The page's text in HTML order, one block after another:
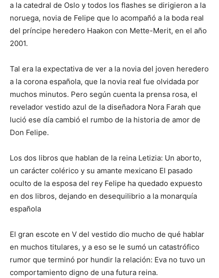
a la catedral de Oslo y todos los flashes se dirigieron a la
noruega, novia de Felipe que lo acompañó a la boda real
del príncipe heredero Haakon con Mette-Merit, en el año
2001.
Tal era la expectativa de ver a la novia del joven heredero
a la corona española, que la novia real fue olvidada por
muchos minutos. Pero según cuenta la prensa rosa, el
revelador vestido azul de la diseñadora Nora Farah que
lució ese día cambió el rumbo de la historia de amor de
Don Felipe.
Los dos libros que hablan de la reina Letizia: Un aborto,
un carácter colérico y su amante mexicano El pasado
oculto de la esposa del rey Felipe ha quedado expuesto
en dos libros, dejando en desequilibrio a la monarquía
española
El gran escote en V del vestido dio mucho de qué hablar
en muchos titulares, y a eso se le sumó un catastrófico
rumor que terminó por hundir la relación: Eva no tuvo un
comportamiento digno de una futura reina.